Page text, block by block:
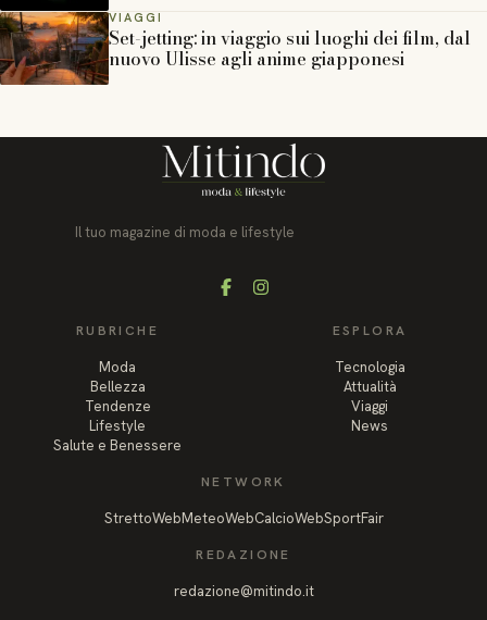
VIAGGI
Set-jetting: in viaggio sui luoghi dei film, dal
nuovo Ulisse agli anime giapponesi
Il tuo magazine di moda e lifestyle
FacebookInstagram
RUBRICHE
Moda
Bellezza
Tendenze
Lifestyle
Salute e Benessere
ESPLORA
Tecnologia
Attualità
Viaggi
News
NETWORK
StrettoWebMeteoWebCalcioWebSportFair
REDAZIONE
redazione@mitindo.it